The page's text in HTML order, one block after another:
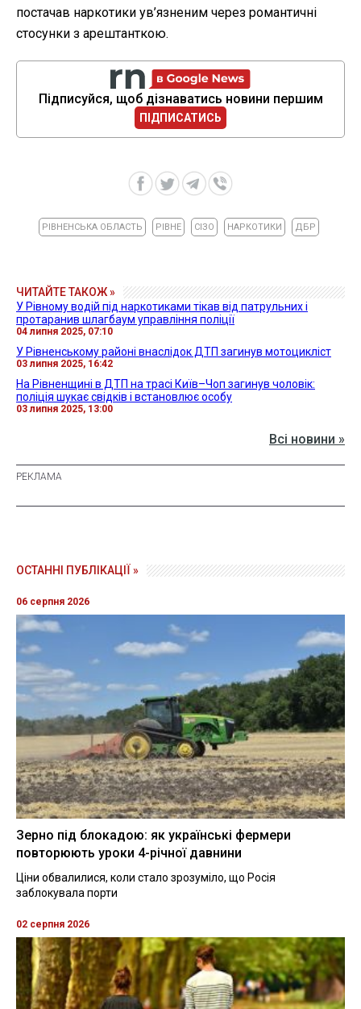
постачав наркотики ув’язненим через романтичні
стосунки з арештанткою.
Підписуйся, щоб дізнаватись новини першим
ПІДПИСАТИСЬ
РІВНЕНСЬКА ОБЛАСТЬ РІВНЕ СІЗО НАРКОТИКИ ДБР
ЧИТАЙТЕ ТАКОЖ »
У Рівному водій під наркотиками тікав від патрульних і
протаранив шлагбаум управління поліції
04 липня 2025, 07:10
У Рівненському районі внаслідок ДТП загинув мотоцикліст
03 липня 2025, 16:42
На Рівненщині в ДТП на трасі Київ–Чоп загинув чоловік:
поліція шукає свідків і встановлює особу
03 липня 2025, 13:00
Всі новини »
ОСТАННІ ПУБЛІКАЦІЇ »
06 серпня 2026
Зерно під блокадою: як українські фермери
повторюють уроки 4-річної давнини
Ціни обвалилися, коли стало зрозуміло, що Росія
заблокувала порти
02 серпня 2026